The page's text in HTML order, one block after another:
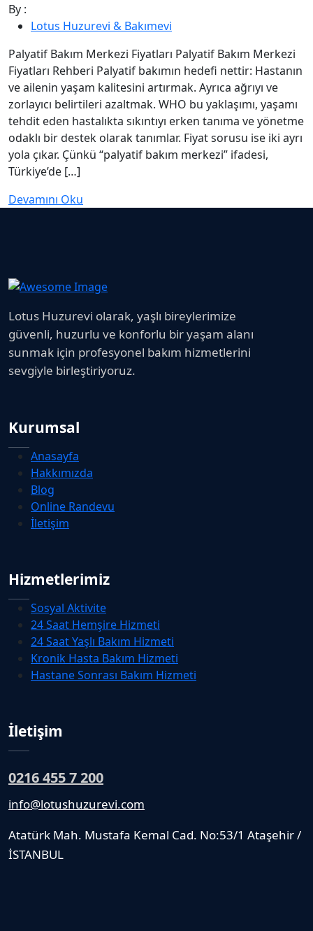
By :
Lotus Huzurevi & Bakımevi
Palyatif Bakım Merkezi Fiyatları Palyatif Bakım Merkezi
Fiyatları Rehberi Palyatif bakımın hedefi nettir: Hastanın
ve ailenin yaşam kalitesini artırmak. Ayrıca ağrıyı ve
zorlayıcı belirtileri azaltmak. WHO bu yaklaşımı, yaşamı
tehdit eden hastalıkta sıkıntıyı erken tanıma ve yönetme
odaklı bir destek olarak tanımlar. Fiyat sorusu ise iki ayrı
yola çıkar. Çünkü “palyatif bakım merkezi” ifadesi,
Türkiye’de […]
Devamını Oku
Lotus Huzurevi olarak, yaşlı bireylerimize
güvenli, huzurlu ve konforlu bir yaşam alanı
sunmak için profesyonel bakım hizmetlerini
sevgiyle birleştiriyoruz.
Kurumsal
Anasayfa
Hakkımızda
Blog
Online Randevu
İletişim
Hizmetlerimiz
Sosyal Aktivite
24 Saat Hemşire Hizmeti
24 Saat Yaşlı Bakım Hizmeti
Kronik Hasta Bakım Hizmeti
Hastane Sonrası Bakım Hizmeti
İletişim
0216 455 7 200
info@lotushuzurevi.com
Atatürk Mah. Mustafa Kemal Cad. No:53/1 Ataşehir /
İSTANBUL